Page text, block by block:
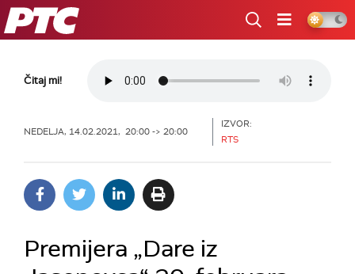
RTS
Čitaj mi!
NEDELJA, 14.02.2021, 20:00 -> 20:00
IZVOR:
RTS
Premijera „Dare iz